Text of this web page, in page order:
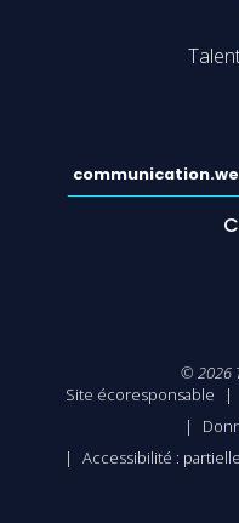
© 2026
Site écoresponsable
Accessibilité :